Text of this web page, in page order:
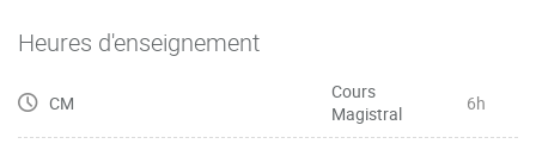
Heures d'enseignement
CM
Cours
Magistral
6h